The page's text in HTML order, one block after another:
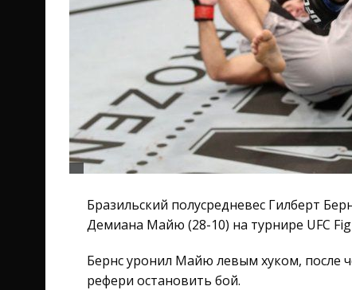
Бразильский полусредневес Гилберт
Демиана Майю (28-10) на турнире UFC
Бернс уронил Майю левым хуком, после
рефери остановить бой.